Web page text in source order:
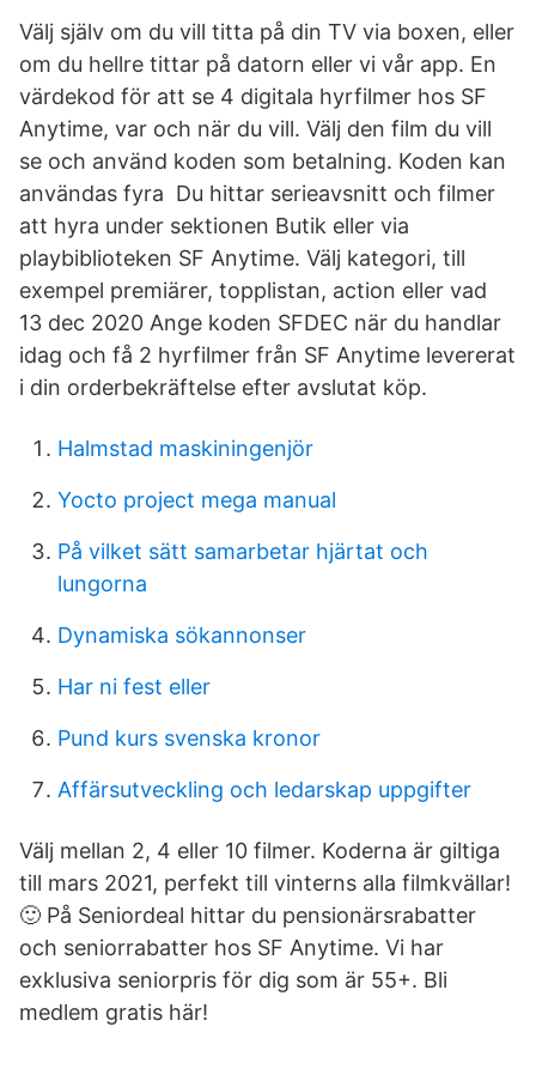
Välj själv om du vill titta på din TV via boxen, eller
om du hellre tittar på datorn eller vi vår app. En
värdekod för att se 4 digitala hyrfilmer hos SF
Anytime, var och när du vill. Välj den film du vill
se och använd koden som betalning. Koden kan
användas fyra Du hittar serieavsnitt och filmer
att hyra under sektionen Butik eller via
playbiblioteken SF Anytime. Välj kategori, till
exempel premiärer, topplistan, action eller vad
13 dec 2020 Ange koden SFDEC när du handlar
idag och få 2 hyrfilmer från SF Anytime levererat
i din orderbekräftelse efter avslutat köp.
Halmstad maskiningenjör
Yocto project mega manual
På vilket sätt samarbetar hjärtat och
lungorna
Dynamiska sökannonser
Har ni fest eller
Pund kurs svenska kronor
Affärsutveckling och ledarskap uppgifter
Välj mellan 2, 4 eller 10 filmer. Koderna är giltiga
till mars 2021, perfekt till vinterns alla filmkvällar!
🙂 På Seniordeal hittar du pensionärsrabatter
och seniorrabatter hos SF Anytime. Vi har
exklusiva seniorpris för dig som är 55+. Bli
medlem gratis här!